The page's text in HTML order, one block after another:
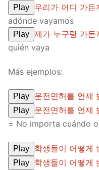
Play 우리가 어디 가든
adónde vayamos
Play 제가 누구랑 가든
quién vaya
Más ejemplos:
Play 운전면허를 언제
Play
운전면허를 언제
= No importa cuándo
Play 학생들이 어떻게
Play
학생들이 어떻게